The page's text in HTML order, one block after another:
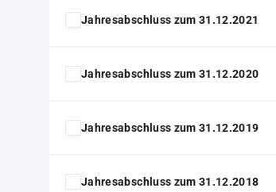
Jahresabschluss zum 31.12.2021
Jahresabschluss zum 31.12.2020
Jahresabschluss zum 31.12.2019
Jahresabschluss zum 31.12.2018